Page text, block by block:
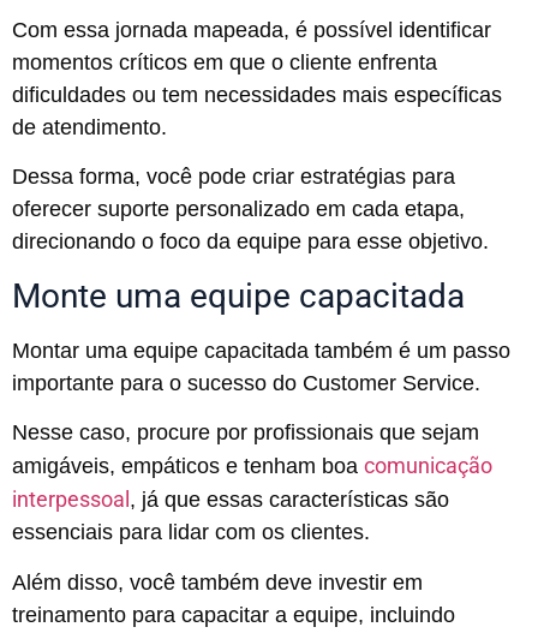
Com essa jornada mapeada, é possível identificar
momentos críticos em que o cliente enfrenta
dificuldades ou tem necessidades mais específicas
de atendimento.
Dessa forma, você pode criar estratégias para
oferecer suporte personalizado em cada etapa,
direcionando o foco da equipe para esse objetivo.
Monte uma equipe capacitada
Montar uma equipe capacitada também é um passo
importante para o sucesso do Customer Service.
Nesse caso, procure por profissionais que sejam
amigáveis, empáticos e tenham boa comunicação
interpessoal , já que essas características são
essenciais para lidar com os clientes.
Além disso, você também deve investir em
treinamento para capacitar a equipe, incluindo